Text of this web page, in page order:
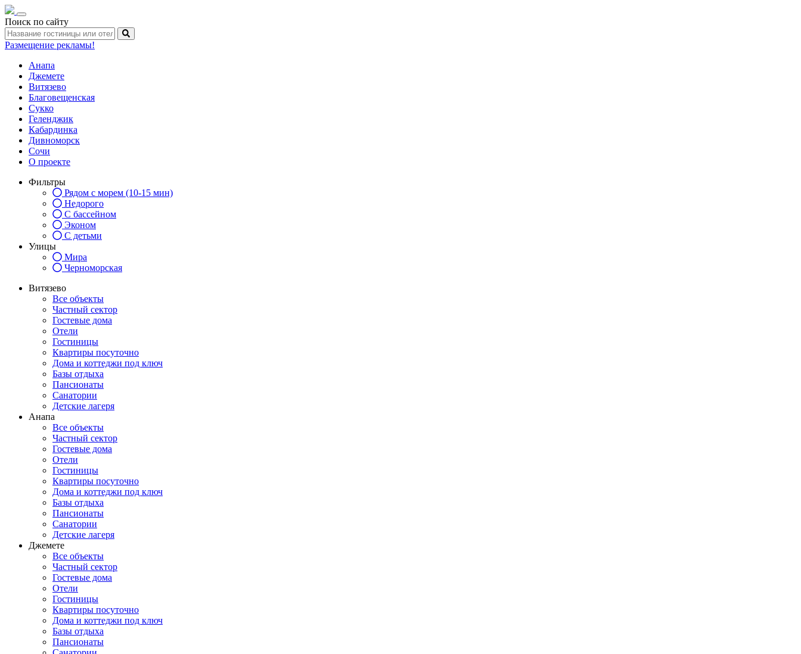
Toggle
navigation
Поиск по сайту
Размещение рекламы!
Анапа
Джемете
Витязево
Благовещенская
Сукко
Геленджик
Кабардинка
Дивноморск
Сочи
О проекте
Фильтры
Рядом с морем (10-15 мин)
Недорого
С бассейном
Эконом
С детьми
Улицы
Мира
Черноморская
Витязево
Все объекты
Частный сектор
Гостевые дома
Отели
Гостиницы
Квартиры посуточно
Дома и коттеджи под ключ
Базы отдыха
Пансионаты
Санатории
Детские лагеря
Анапа
Все объекты
Частный сектор
Гостевые дома
Отели
Гостиницы
Квартиры посуточно
Дома и коттеджи под ключ
Базы отдыха
Пансионаты
Санатории
Детские лагеря
Джемете
Все объекты
Частный сектор
Гостевые дома
Отели
Гостиницы
Квартиры посуточно
Дома и коттеджи под ключ
Базы отдыха
Пансионаты